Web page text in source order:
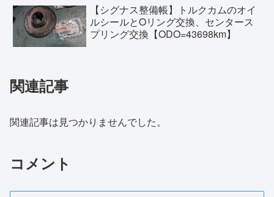
【シグナス整備帳】トルクカムのオイ
ルシールとOリング交換、センタース
プリング交換【ODO=43698km】
関連記事
関連記事は見つかりませんでした。
コメント